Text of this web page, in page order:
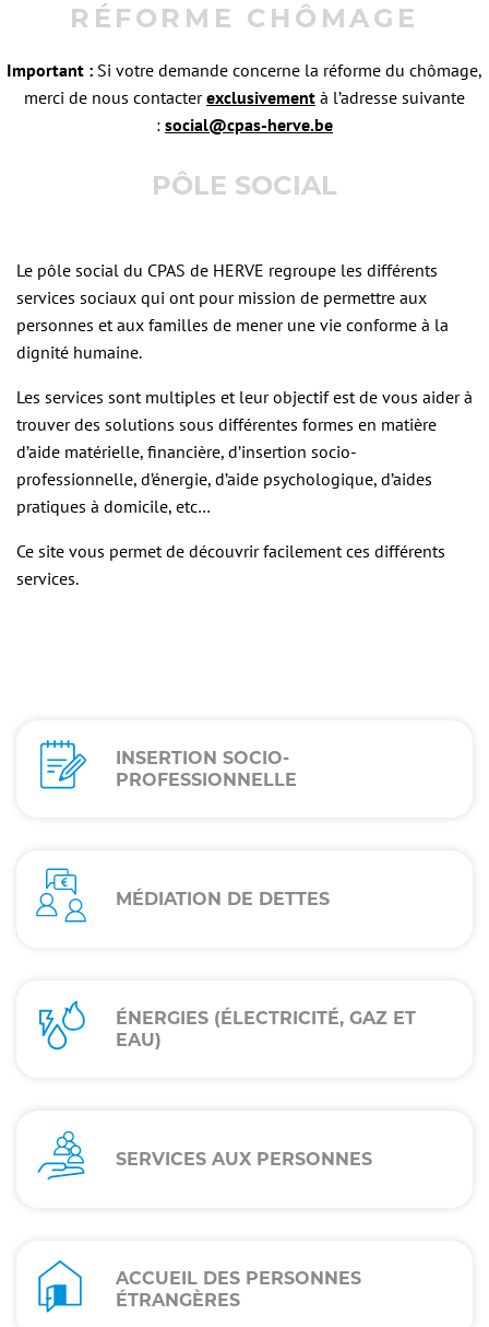
RÉFORME CHÔMAGE
Important : Si votre demande concerne la réforme du chômage,
merci de nous contacterexclusivement à l’adresse suivante
: social@cpas-herve.be
PÔLE SOCIAL
Le pôle social du CPAS de HERVE regroupe les différents
services sociaux qui ont pour mission de permettre aux
personnes et aux familles de mener une vie conforme à la
dignité humaine.
Les services sont multiples et leur objectif est de vous aider à
trouver des solutions sous différentes formes en matière
d’aide matérielle, financière, d’insertion socio-
professionnelle, d’énergie, d’aide psychologique, d’aides
pratiques à domicile, etc…
Ce site vous permet de découvrir facilement ces différents
services.
POLES
SUB
MENU
INSERTION SOCIO-
PROFESSIONNELLE
MÉDIATION DE DETTES
ÉNERGIES (ÉLECTRICITÉ, GAZ ET
EAU)
SERVICES AUX PERSONNES
ACCUEIL DES PERSONNES
ÉTRANGÈRES